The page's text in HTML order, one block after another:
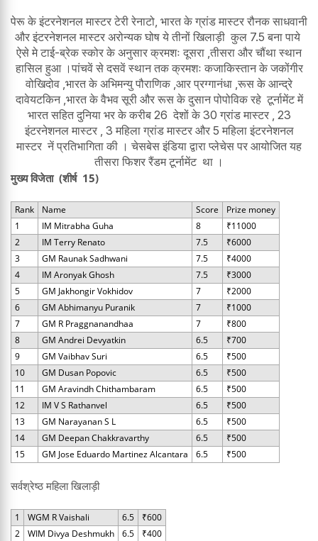
पेरू के इंटरनेशनल मास्टर टेरी रेनाटो, भारत के ग्रांड मास्टर रौनक साधवानी
और इंटरनेशनल मास्टर अरोन्यक घोष ये तीनों खिलाड़ी कुल 7.5 बना पाये
ऐसे मे टाई-ब्रेक स्कोर के अनुसार क्रमशः दूसरा ,तीसरा और चौंथा स्थान
हासिल हुआ ।पांचवें से दसवें स्थान तक क्रमशः कजाकिस्तान के जकोंगीर
वोखिदोव ,भारत के अभिमन्यु पौराणिक ,आर प्रग्गानंधा ,रूस के आन्द्रे
दावेयटकिन ,भारत के वैभव सूरी और रूस के दुसान पोपोविक रहे टूर्नामेंट में
भारत सहित दुनिया भर के करीब 26 देशों के 30 ग्रांड मास्टर , 23
इंटरनेशनल मास्टर , 3 महिला ग्रांड मास्टर और 5 महिला इंटरनेशनल
मास्टर नें प्रतिभागिता की । चेसबेस इंडिया द्वारा प्लेचेस पर आयोजित यह
तीसरा फिशर रैंडम टूर्नामेंट था ।
मुख्य विजेता (शीर्ष 15)
Rank Name Score
Prize money
1
IM Mitrabha Guha 8
₹11000
2
IM Terry Renato 7.5
₹6000
3
GM Raunak Sadhwani 7.5
₹4000
4
IM Aronyak Ghosh 7.5
₹3000
5
GM Jakhongir Vokhidov 7
₹2000
6
GM Abhimanyu Puranik 7
₹1000
7
GM R Praggnanandhaa 7
₹800
8
GM Andrei Devyatkin 6.5
₹700
9
GM Vaibhav Suri 6.5
₹500
10
GM Dusan Popovic 6.5
₹500
11
GM Aravindh Chithambaram 6.5
₹500
12
IM V S Rathanvel 6.5
₹500
13
GM Narayanan S L 6.5
₹500
14
GM Deepan Chakkravarthy 6.5
₹500
15
GM Jose Eduardo Martinez Alcantara 6.5 ₹500
सर्वश्रेष्ठ महिला खिलाड़ी
1 WGM R Vaishali 6.5
₹600
2
WIM Divya Deshmukh 6.5 ₹400